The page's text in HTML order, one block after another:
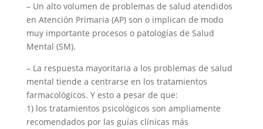
– Un alto volumen de problemas de salud atendidos
en Atención Primaria (AP) son o implican de modo
muy importante procesos o patologías de Salud
Mental (SM).
– La respuesta mayoritaria a los problemas de salud
mental tiende a centrarse en los tratamientos
farmacológicos. Y esto a pesar de que:
1) los tratamientos psicológicos son ampliamente
recomendados por las guías clínicas más